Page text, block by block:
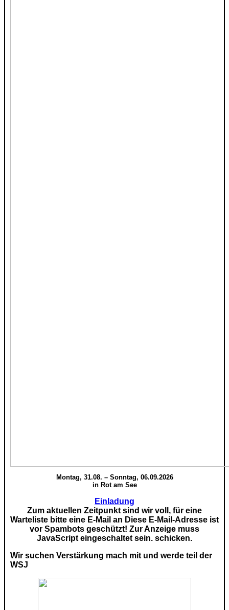
Montag, 31.08. – Sonntag, 06.09.2026
in Rot am See
Einladung
Zum aktuellen Zeitpunkt sind wir voll, für eine
Warteliste bitte eine E-Mail an Diese E-Mail-Adresse ist
vor Spambots geschützt! Zur Anzeige muss
JavaScript eingeschaltet sein. schicken.
Wir suchen Verstärkung mach mit und werde teil der
WSJ